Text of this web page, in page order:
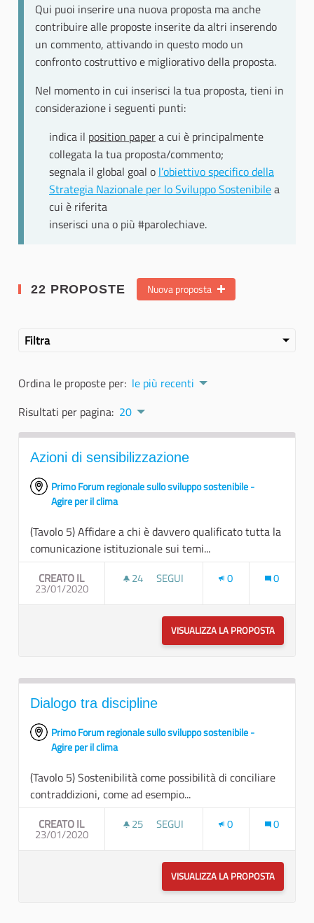
Qui puoi inserire una nuova proposta ma anche
contribuire alle proposte inserite da altri inserendo
un commento, attivando in questo modo un
confronto costruttivo e migliorativo della proposta.
Nel momento in cui inserisci la tua proposta, tieni in
considerazione i seguenti punti:
indica il position papera cui è principalmente
collegata la tua proposta/commento;
segnala il global goal o l’obiettivo specifico della
Strategia Nazionale per lo Sviluppo Sostenibilea
cui è riferita
inserisci una o più #parolechiave.
22 PROPOSTE Nuova proposta
Filtra
Ordina le proposte per: le più recenti
Risultati per pagina: 20
Azioni di sensibilizzazione
Primo Forum regionale sullo sviluppo sostenibile -
Agire per il clima
(Tavolo 5) Affidare a chi è davvero qualificato tutta la
comunicazione istituzionale sui temi...
CREATO IL
23/01/2020
24 24 SOSTENITORI
SEGUI 0 0
VISUALIZZA LA PROPOSTA
Dialogo tra discipline
Primo Forum regionale sullo sviluppo sostenibile -
Agire per il clima
(Tavolo 5) Sostenibilità come possibilità di conciliare
contraddizioni, come ad esempio...
CREATO IL
23/01/2020
25 25 SOSTENITORI
SEGUI 0 0
VISUALIZZA LA PROPOSTA